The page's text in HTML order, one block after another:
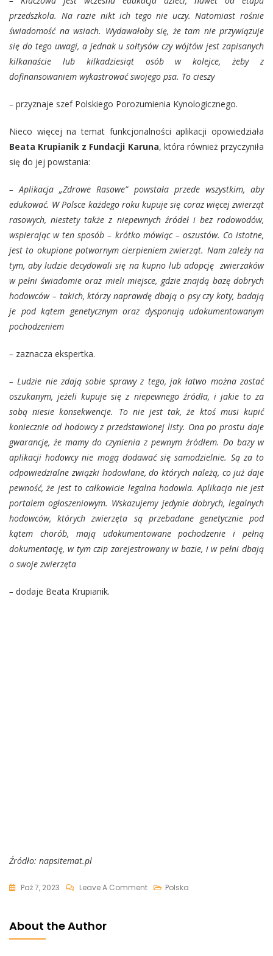
przedszkola. Na razie nikt ich tego nie uczy. Natomiast rośnie
świadomość na wsiach. Wydawałoby się, że tam nie przywiązuje
się do tego uwagi, a jednak u sołtysów czy wójtów jest zapisanych
kilkanaście lub kilkadziesiąt osób w kolejce, żeby z
dofinansowaniem wykastrować swojego psa. To cieszy
– przyznaje szef Polskiego Porozumienia Kynologicznego.
Nieco więcej na temat funkcjonalności aplikacji opowiedziała
Beata Krupianik z Fundacji Karuna, która również przyczyniła
się do jej powstania:
– Aplikacja „Zdrowe Rasowe” powstała przede wszystkim, aby
edukować. W Polsce każdego roku kupuje się coraz więcej zwierząt
rasowych, niestety także z niepewnych źródeł i bez rodowodów,
wspierając w ten sposób – krótko mówiąc – oszustów. Co istotne,
jest to okupione potwornym cierpieniem zwierząt. Nam zależy na
tym, aby ludzie decydowali się na kupno lub adopcję zwierzaków
w pełni świadomie oraz mieli miejsce, gdzie znajdą bazę dobrych
hodowców – takich, którzy naprawdę dbają o psy czy koty, badają
je pod kątem genetycznym oraz dysponują udokumentowanym
pochodzeniem
– zaznacza ekspertka.
– Ludzie nie zdają sobie sprawy z tego, jak łatwo można zostać
oszukanym, jeżeli kupuje się z niepewnego źródła, i jakie to za
sobą niesie konsekwencje. To nie jest tak, że ktoś musi kupić
koniecznie od hodowcy z przedstawionej listy. Ona po prostu daje
gwarancję, że mamy do czynienia z pewnym źródłem. Do bazy w
aplikacji hodowcy nie mogą dodawać się samodzielnie. Są za to
odpowiedzialne związki hodowlane, do których należą, co już daje
pewność, że jest to całkowicie legalna hodowla. Aplikacja nie jest
portalem ogłoszeniowym. Wskazujemy jedynie dobrych, legalnych
hodowców, których zwierzęta są przebadane genetycznie pod
kątem chorób, mają udokumentowane pochodzenie i pełną
dokumentację, w tym czip zarejestrowany w bazie, i w pełni dbają
o swoje zwierzęta
– dodaje Beata Krupianik.
Źródło: napsitemat.pl
Paź 7, 2023 Leave A CommentOn
Polska
About the Author